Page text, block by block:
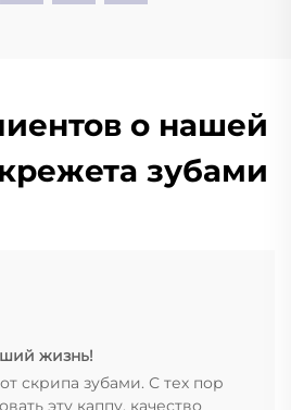
о нашей
зубами
жизнь!
скрипа зубами. С тех пор
эту каппу, качество